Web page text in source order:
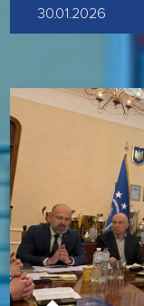
30.01.2026